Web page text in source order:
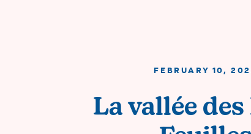
FEBRUARY 10,
La vallée